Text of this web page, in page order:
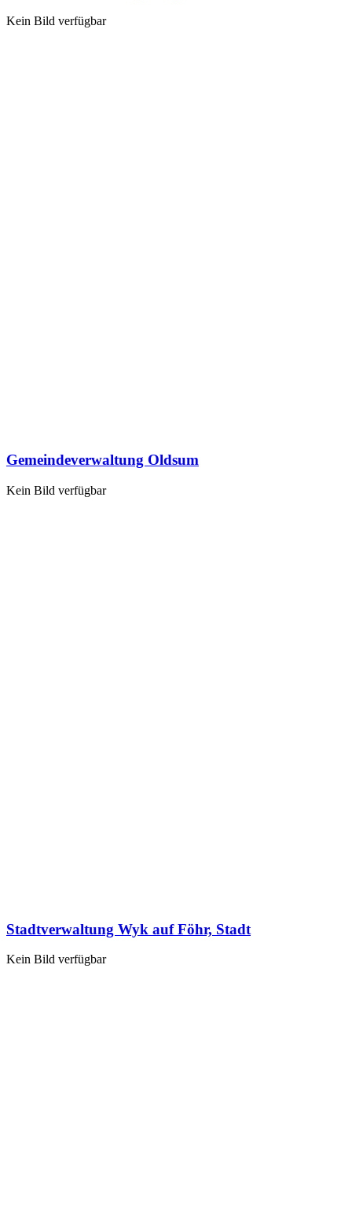
Kein Bild verfügbar
Gemeindeverwaltung Oldsum
Kein Bild verfügbar
Stadtverwaltung Wyk auf Föhr, Stadt
Kein Bild verfügbar